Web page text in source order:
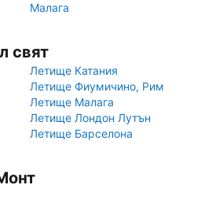
Малага
свят
Летище Катания
Летище Фиумичино, Рим
Летище Малага
Летище Лондон Лутън
Летище Барселона